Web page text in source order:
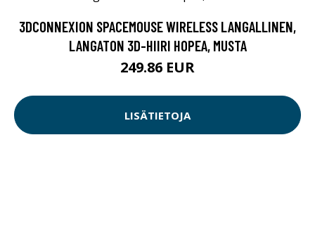
3DCONNEXION SPACEMOUSE WIRELESS LANGALLINEN,
LANGATON 3D-HIIRI HOPEA, MUSTA
249.86 EUR
LISÄTIETOJA